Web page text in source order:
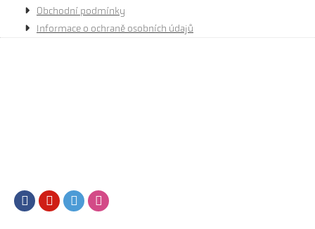
Obchodní podmínky
Informace o ochraně osobních údajů
FacebookYoutubeTwitter